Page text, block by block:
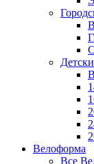
Велоформа
Все